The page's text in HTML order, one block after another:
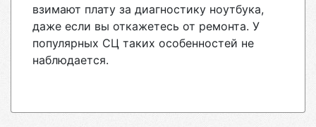
взимают плату за диагностику ноутбука,
даже если вы откажетесь от ремонта. У
популярных СЦ таких особенностей не
наблюдается.